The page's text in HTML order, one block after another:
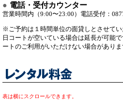
電話・受付カウンター
営業時間内（9:00〜23:00） 電話受付：
※ご予約は１時間単位の面貸しとさせてい
日コートが空いている場合は延長が可能で
ートのご利用がいただけない場合がありま
表は横にスクロールできます。